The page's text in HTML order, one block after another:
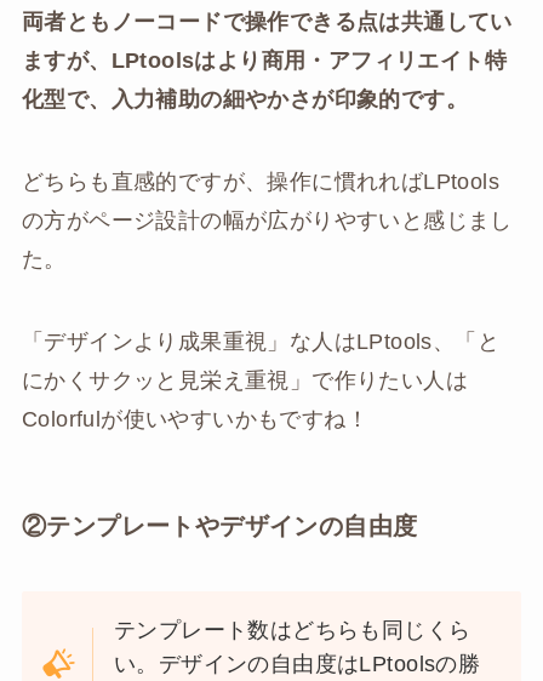
両者ともノーコードで操作できる点は共通してい
ますが、LPtoolsはより商用・アフィリエイト特
化型で、入力補助の細やかさが印象的です。
どちらも直感的ですが、操作に慣れればLPtools
の方がページ設計の幅が広がりやすいと感じまし
た。
「デザインより成果重視」な人はLPtools、「と
にかくサクッと見栄え重視」で作りたい人は
Colorfulが使いやすいかもですね！
②テンプレートやデザインの自由度
テンプレート数はどちらも同じくら
い。デザインの自由度はLPtoolsの勝